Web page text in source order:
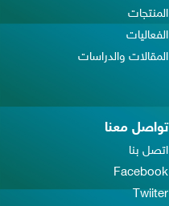
المنتجات
الفعاليات
المقالات والدراسات
تواصل معنا
اتصل بنا
Facebook
Twiiter